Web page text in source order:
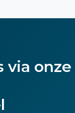
via onze